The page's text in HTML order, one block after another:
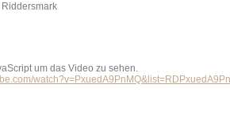
um das Video zu sehen.